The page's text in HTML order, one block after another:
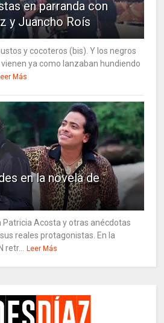
en parranda con
y Juancho Roís
y cocoteros (bis). Y los negros
ya como lanzaban hundiendo
Más
en la novela de
Patricia Acosta y otras anécdotas
reales protagonistas. En la
Leer Más